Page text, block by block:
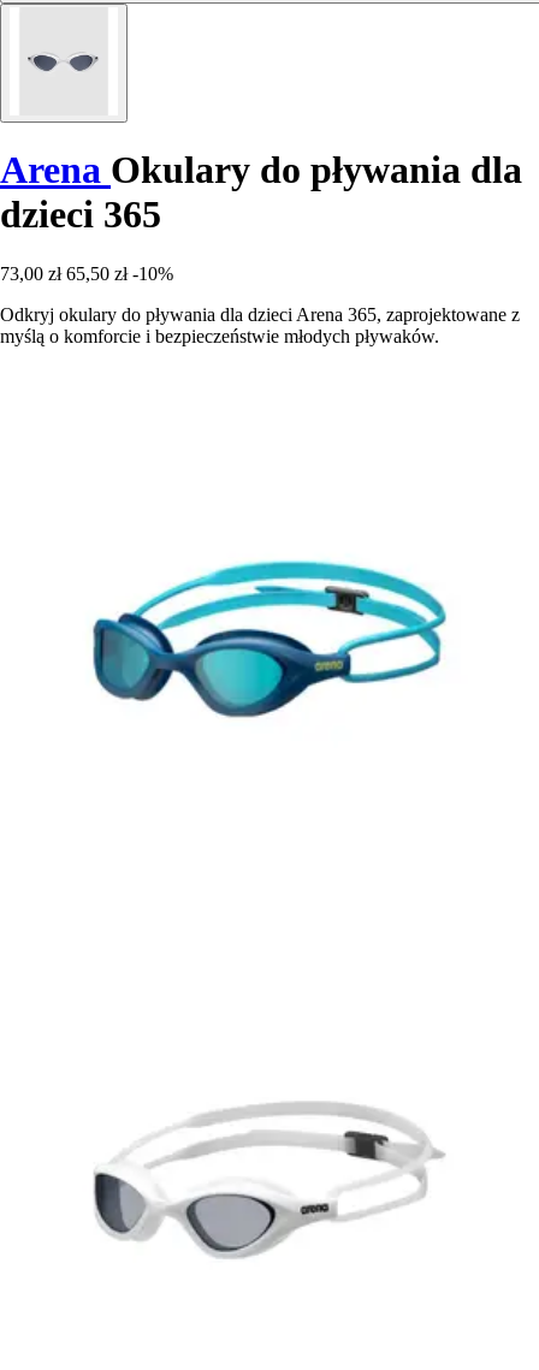
Arena Okulary do pływania dla
dzieci 365
73,00 zł 65,50 zł -10%
Odkryj okulary do pływania dla dzieci Arena 365, zaprojektowane z
myślą o komforcie i bezpieczeństwie młodych pływaków.